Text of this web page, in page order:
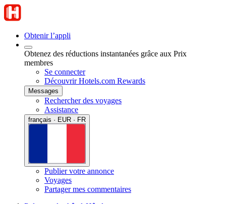
Obtenir l’appli
Obtenez des réductions instantanées grâce aux Prix
membres
Se connecter
Découvrir Hotels.com Rewards
Messages
Rechercher des voyages
Assistance
français · EUR · FR
Publier votre annonce
Voyages
Partager mes commentaires